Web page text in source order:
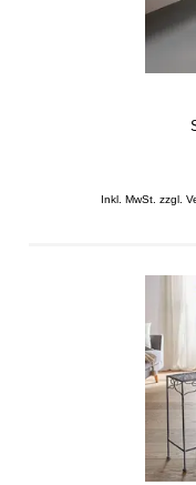
Inkl. MwSt. zzgl.